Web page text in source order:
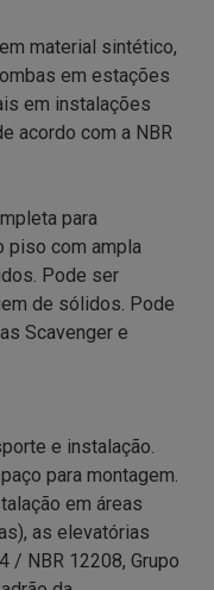
material sintético,
em estações
em instalações
acordo com a NBR
para
piso com ampla
Pode ser
de sólidos. Pode
Scavenger e
e instalação.
para montagem.
em áreas
as elevatórias
/ NBR 12208, Grupo